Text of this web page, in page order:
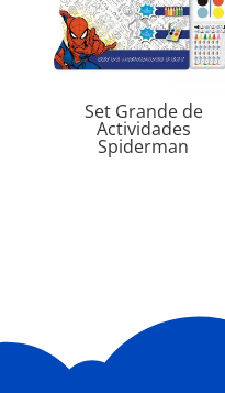
Set Grande de
Actividades
Spiderman